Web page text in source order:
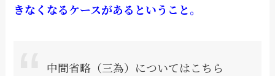
きなくなるケースがあるということ。
中間省略（三為）についてはこちら